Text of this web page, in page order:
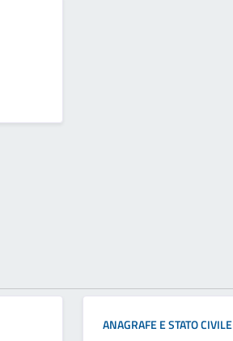
ANAGRAFE E STATO CIVILE